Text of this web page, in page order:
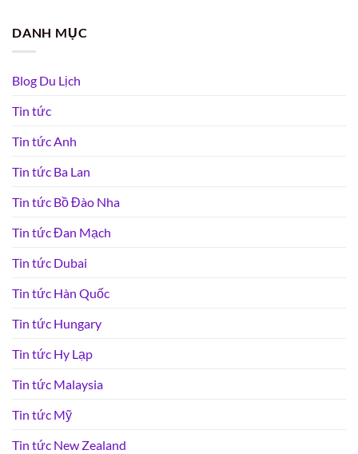
DANH MỤC
Blog Du Lịch
Tin tức
Tin tức Anh
Tin tức Ba Lan
Tin tức Bồ Đào Nha
Tin tức Đan Mạch
Tin tức Dubai
Tin tức Hàn Quốc
Tin tức Hungary
Tin tức Hy Lạp
Tin tức Malaysia
Tin tức Mỹ
Tin tức New Zealand